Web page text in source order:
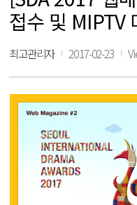
접수 및 MIPTV
최고관리자 2017-02-23